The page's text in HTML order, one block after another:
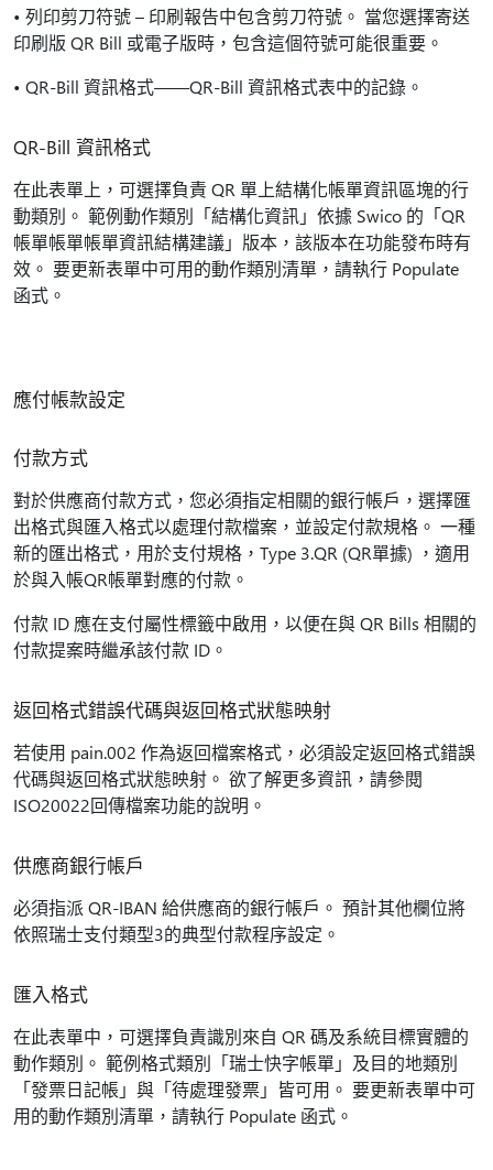
• 列印剪刀符號 – 印刷報告中包含剪刀符號。 當您選擇寄送
印刷版 QR Bill 或電子版時，包含這個符號可能很重要。
• QR-Bill 資訊格式——QR-Bill 資訊格式表中的記錄。
QR-Bill 資訊格式
在此表單上，可選擇負責 QR 單上結構化帳單資訊區塊的行
動類別。 範例動作類別「結構化資訊」依據 Swico 的「QR
帳單帳單帳單資訊結構建議」版本，該版本在功能發布時有
效。 要更新表單中可用的動作類別清單，請執行 Populate
函式。
應付帳款設定
付款方式
對於供應商付款方式，您必須指定相關的銀行帳戶，選擇匯
出格式與匯入格式以處理付款檔案，並設定付款規格。 一種
新的匯出格式，用於支付規格，Type 3.QR (QR單據) ，適用
於與入帳QR帳單對應的付款。
付款 ID 應在支付屬性標籤中啟用，以便在與 QR Bills 相關的
付款提案時繼承該付款 ID。
返回格式錯誤代碼與返回格式狀態映射
若使用 pain.002 作為返回檔案格式，必須設定返回格式錯誤
代碼與返回格式狀態映射。 欲了解更多資訊，請參閱
ISO20022回傳檔案功能的說明。
供應商銀行帳戶
必須指派 QR-IBAN 給供應商的銀行帳戶。 預計其他欄位將
依照瑞士支付類型3的典型付款程序設定。
匯入格式
在此表單中，可選擇負責識別來自 QR 碼及系統目標實體的
動作類別。 範例格式類別「瑞士快字帳單」及目的地類別
「發票日記帳」與「待處理發票」皆可用。 要更新表單中可
用的動作類別清單，請執行 Populate 函式。